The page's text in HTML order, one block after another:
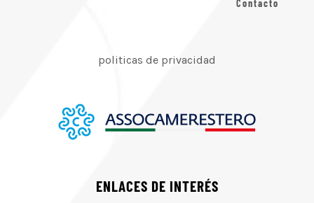
Contacto
politicas de privacidad
ENLACES DE INTERÉS